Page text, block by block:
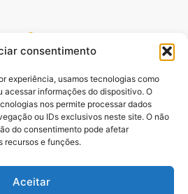
consentimento
experiência, usamos tecnologias como
acessar informações do dispositivo. O
nos permite processar dados
ou IDs exclusivos neste site. O não
do consentimento pode afetar
recursos e funções.
Aceitar
do Livro Desbloqueando o
Batista,.